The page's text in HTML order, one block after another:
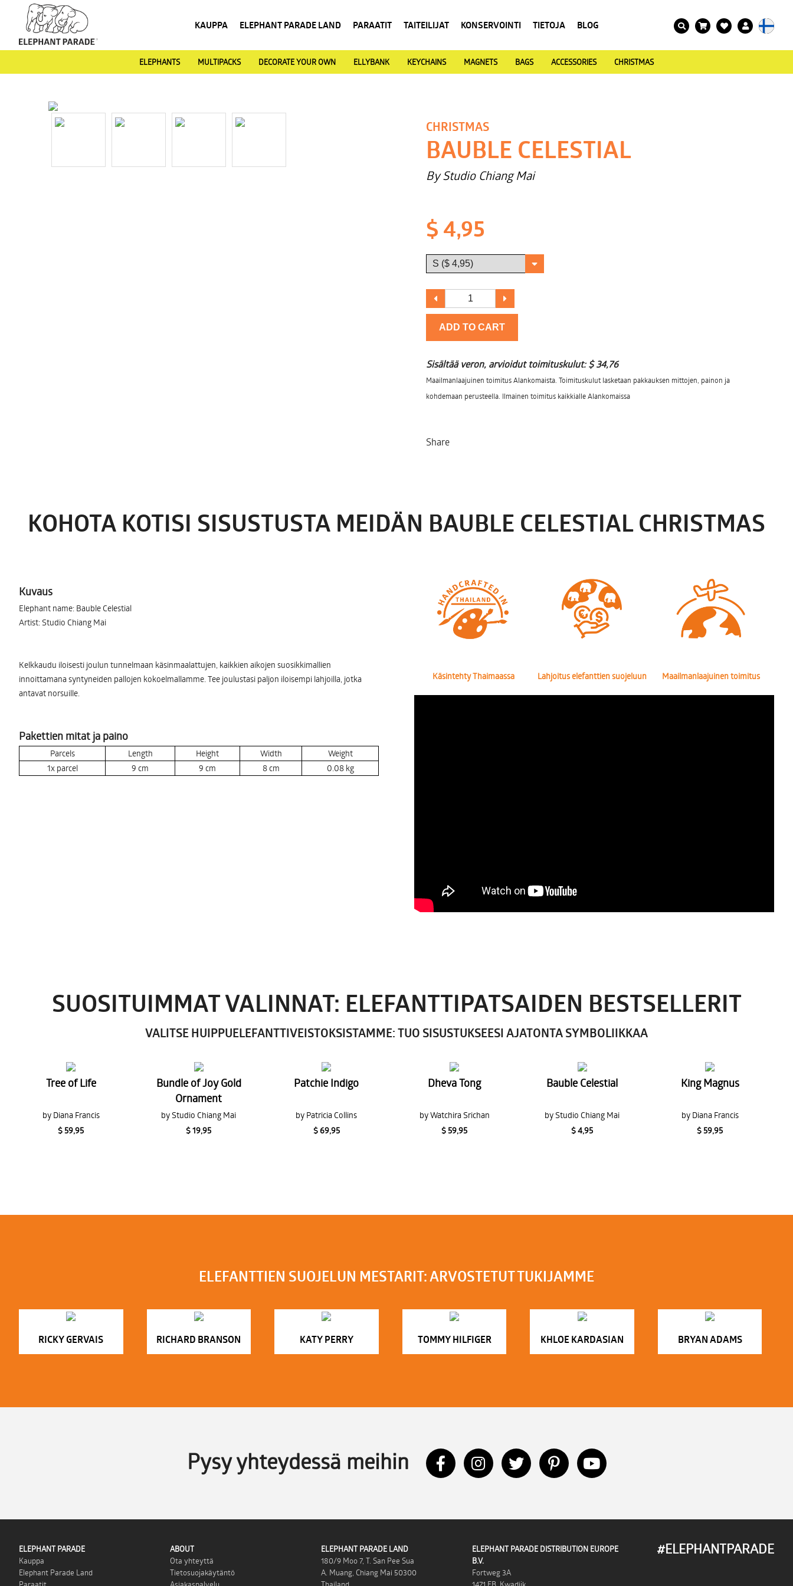
KAUPPA ELEPHANT PARADE LAND PARAATIT TAITEILIJAT KONSERVOINTI TIETOJA BLOG
ELEPHANTS MULTIPACKS DECORATE YOUR OWN ELLYBANK KEYCHAINS MAGNETS BAGS ACCESSORIES CHRISTMAS
CHRISTMAS
BAUBLE CELESTIAL
By Studio Chiang Mai
$ 4,95
ADD TO CART
Sisältää veron, arvioidut toimituskulut:$ 34,76
Maailmanlaajuinen toimitus Alankomaista. Toimituskulut lasketaan pakkauksen mittojen, painon ja
kohdemaan perusteella. Ilmainen toimitus kaikkialle Alankomaissa
Share
KOHOTA KOTISI SISUSTUSTA MEIDÄN BAUBLE CELESTIAL CHRISTMAS
Kuvaus
Elephant name: Bauble Celestial
Artist: Studio Chiang Mai
Kelkkaudu iloisesti joulun tunnelmaan käsinmaalattujen, kaikkien aikojen suosikkimallien
innoittamana syntyneiden pallojen kokoelmallamme. Tee joulustasi paljon iloisempi lahjoilla, jotka
antavat norsuille.
Pakettien mitat ja paino
Parcels Length Height Width
Weight
1x parcel
9 cm 9 cm 8cm 0.08kg
Käsintehty Thaimaassa Lahjoitus elefanttien suojeluun Maailmanlaajuinen toimitus
SUOSITUIMMAT VALINNAT: ELEFANTTIPATSAIDEN BESTSELLERIT
VALITSE HUIPPUELEFANTTIVEISTOKSISTAMME: TUO SISUSTUKSEESI AJATONTA SYMBOLIIKKAA
Tree of Life
by Diana Francis
$ 59,95
Bundle of Joy Gold
Ornament
by Studio Chiang Mai
$ 19,95
Patchie Indigo
by Patricia Collins
$ 69,95
Dheva Tong
by Watchira Srichan
$ 59,95
Bauble Celestial
by Studio Chiang Mai
$ 4,95
King Magnus
by Diana Francis
$ 59,95
ELEFANTTIEN SUOJELUN MESTARIT: ARVOSTETUT TUKIJAMME
RICKY GERVAIS RICHARD BRANSON KATY PERRY TOMMY HILFIGER KHLOE KARDASIAN BRYAN ADAMS
Pysy yhteydessä meihin
ELEPHANT PARADE
Kauppa
Elephant Parade Land
ABOUT
Ota yhteyttä
Tietosuojakäytäntö
ELEPHANT PARADE LAND
180/9 Moo 7, T. San Pee Sua
A. Muang, Chiang Mai 50300
ELEPHANT PARADE DISTRIBUTION EUROPE
B.V.
Fortweg 3A
#ELEPHANTPARADE